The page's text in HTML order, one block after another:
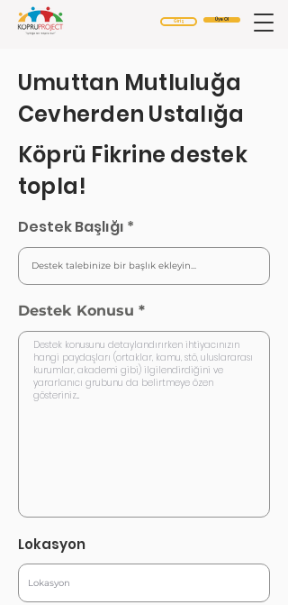
Üye Ol
Giriş
Umuttan Mutluluğa
Cevherden Ustalığa
Köprü Fikrine destek
topla!
Destek Başlığı
Destek Konusu
Lokasyon